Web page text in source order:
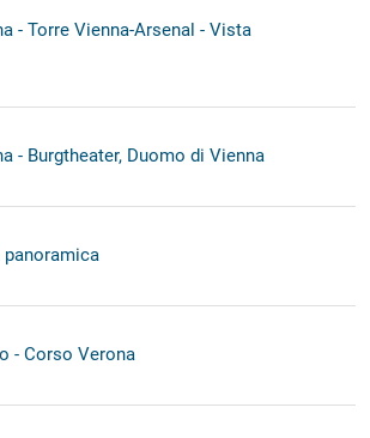
- Torre Vienna-Arsenal - Vista
- Burgtheater, Duomo di Vienna
- Corso Verona